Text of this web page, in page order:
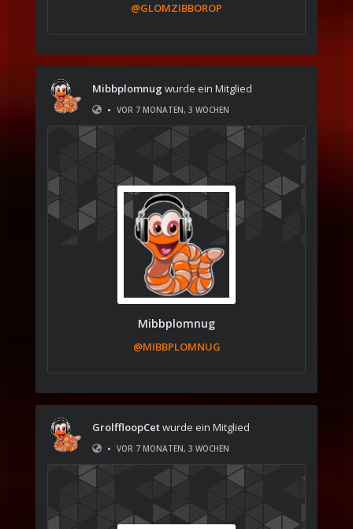
@GLOMZIBBOROP
Mibbplomnug wurde ein Mitglied
• VOR 7 MONATEN, 3 WOCHEN
Mibbplomnug
@MIBBPLOMNUG
GrolffloopCetwurde ein Mitglied
• VOR 7 MONATEN, 3 WOCHEN